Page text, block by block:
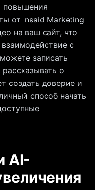
повышения
от Insaid Marketing
на ваш сайт, что
с
записать
о
создать доверие и
способ начать
AI-